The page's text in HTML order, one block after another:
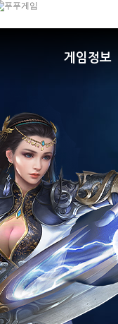
게임정보